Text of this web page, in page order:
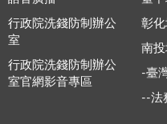
行政院洗錢防制辦公
室
行政院洗錢防制辦公
室官網影音專區
彰
南
-臺
--法